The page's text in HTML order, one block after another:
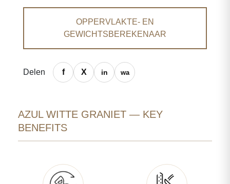
OPPERVLAKTE- EN
GEWICHTSBEREKENAAR
Delen
AZUL WITTE GRANIET — KEY
BENEFITS